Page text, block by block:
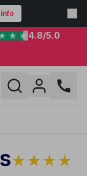
4.8/5.0
★★★★